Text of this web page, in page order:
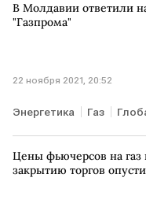
В Молдавии ответили
"Газпрома"
22 ноября 2021, 20:52
Энергетика Газ
РОССИЯ МОЛДАВИЯ
Цены фьючерсов на газ
закрытию торгов